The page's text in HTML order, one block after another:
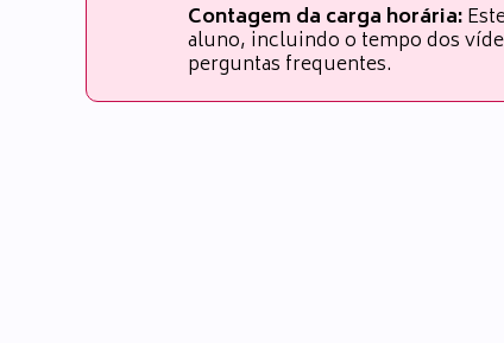
Contagem da carga horária:
aluno, incluindo o tempo dos
perguntas frequentes.